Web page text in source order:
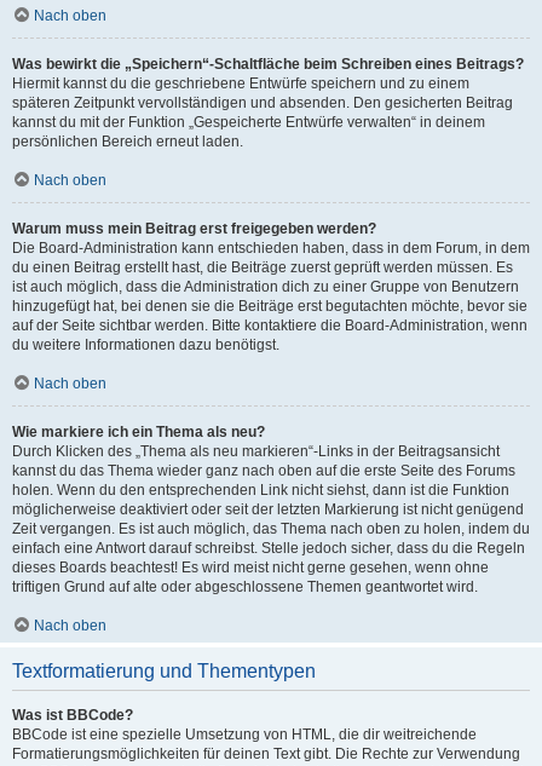
Nach oben
Was bewirkt die „Speichern“-Schaltfläche beim Schreiben eines Beitrags?
Hiermit kannst du die geschriebene Entwürfe speichern und zu einem
späteren Zeitpunkt vervollständigen und absenden. Den gesicherten Beitrag
kannst du mit der Funktion „Gespeicherte Entwürfe verwalten“ in deinem
persönlichen Bereich erneut laden.
Nach oben
Warum muss mein Beitrag erst freigegeben werden?
Die Board-Administration kann entschieden haben, dass in dem Forum, in dem
du einen Beitrag erstellt hast, die Beiträge zuerst geprüft werden müssen. Es
ist auch möglich, dass die Administration dich zu einer Gruppe von Benutzern
hinzugefügt hat, bei denen sie die Beiträge erst begutachten möchte, bevor sie
auf der Seite sichtbar werden. Bitte kontaktiere die Board-Administration, wenn
du weitere Informationen dazu benötigst.
Nach oben
Wie markiere ich ein Thema als neu?
Durch Klicken des „Thema als neu markieren“-Links in der Beitragsansicht
kannst du das Thema wieder ganz nach oben auf die erste Seite des Forums
holen. Wenn du den entsprechenden Link nicht siehst, dann ist die Funktion
möglicherweise deaktiviert oder seit der letzten Markierung ist nicht genügend
Zeit vergangen. Es ist auch möglich, das Thema nach oben zu holen, indem du
einfach eine Antwort darauf schreibst. Stelle jedoch sicher, dass du die Regeln
dieses Boards beachtest! Es wird meist nicht gerne gesehen, wenn ohne
triftigen Grund auf alte oder abgeschlossene Themen geantwortet wird.
Nach oben
Textformatierung und Thementypen
Was ist BBCode?
BBCode ist eine spezielle Umsetzung von HTML, die dir weitreichende
Formatierungsmöglichkeiten für deinen Text gibt. Die Rechte zur Verwendung